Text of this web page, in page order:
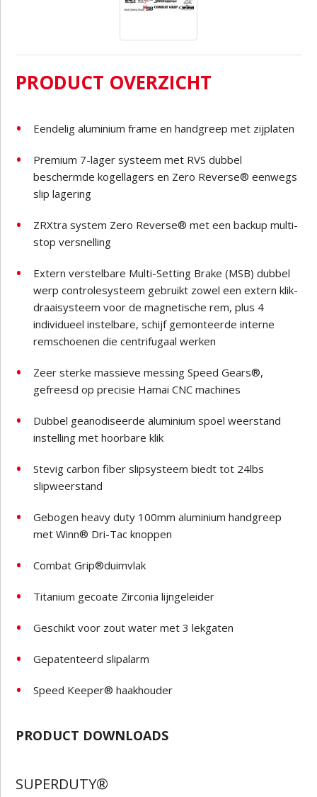
PRODUCT OVERZICHT
Eendelig aluminium frame en handgreep met zijplaten
Premium 7-lager systeem met RVS dubbel
beschermde kogellagers en Zero Reverse® eenwegs
slip lagering
ZRXtra system Zero Reverse® met een backup multi-
stop versnelling
Extern verstelbare Multi-Setting Brake (MSB) dubbel
werp controlesysteem gebruikt zowel een extern klik-
draaisysteem voor de magnetische rem, plus 4
individueel instelbare, schijf gemonteerde interne
remschoenen die centrifugaal werken
Zeer sterke massieve messing Speed Gears®,
gefreesd op precisie Hamai CNC machines
Dubbel geanodiseerde aluminium spoel weerstand
instelling met hoorbare klik
Stevig carbon fiber slipsysteem biedt tot 24lbs
slipweerstand
Gebogen heavy duty 100mm aluminium handgreep
met Winn® Dri-Tac knoppen
Combat Grip®duimvlak
Titanium gecoate Zirconia lijngeleider
Geschikt voor zout water met 3 lekgaten
Gepatenteerd slipalarm
Speed Keeper® haakhouder
PRODUCT DOWNLOADS
SUPERDUTY®